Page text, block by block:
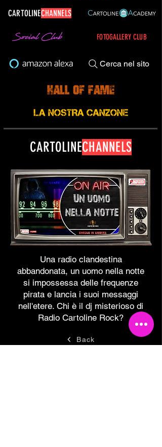
FOTOGALLERY CLUB
CARTOLINECHANNELS
Cerca nel sito
CARTOLINECHANNELS
Una radio clandestina
abbandonata, un uomo nella notte
si impossessa delle frequenze
pirata e lancia i suoi messaggi
nell'etere. Chi è il dj misterioso di
Radio Cartoline Rock?
Back